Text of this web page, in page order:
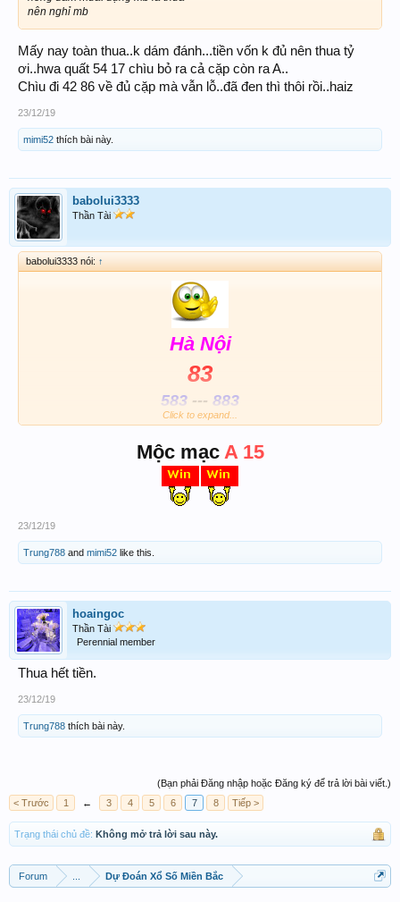
nên nghỉ mb
Mấy nay toàn thua..k dám đánh...tiền vốn k đủ nên thua tỷ
ơi..hwa quất 54 17 chìu bỏ ra cả cặp còn ra A..
Chìu đi 42 86 về đủ cặp mà vẫn lỗ..đã đen thì thôi rồi..haiz
23/12/19
mimi52 thích bài này.
babolui3333
Thần Tài
babolui3333 nói: ↑
Hà Nội
83
583 --- 883
AB và Đá
83 -- 14 -- 15
ĐỀ 83 -- 87
Click to expand...
Mộc mạc A 15
23/12/19
Trung788 and mimi52 like this.
hoaingoc
Thần Tài
Perennial member
Thua hết tiền.
23/12/19
Trung788 thích bài này.
(Bạn phải Đăng nhập hoặc Đăng ký để trả lời bài viết.)
< Trước
1 ← 3 4 5 6 7 8 Tiếp >
Trạng thái chủ đề: Không mở trả lời sau này.
Forum Dự Đoán Xổ Số Miền Bắc